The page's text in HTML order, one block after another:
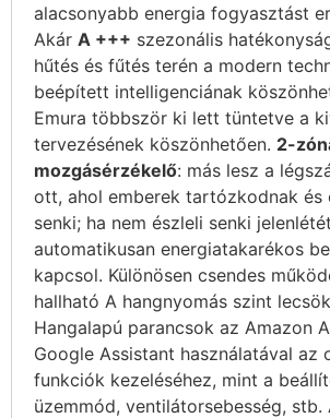
alacsonyabb energia fogyasztást
Akár A +++ szezonális
hűtés és fűtés terén a modern
beépített intelligenciának
Emura többször ki lett tüntetve a
tervezésének köszönhetően. 2-
mozgásérzékelő: más lesz a
ott, ahol emberek tartózkodnak és
senki; ha nem észleli senki
automatikusan energiatakarékos
kapcsol. Különösen csendes
hallható A hangnyomás szint
Hangalapú parancsok az Amazon
Google Assistant használatával az
funkciók kezeléséhez, mint a
üzemmód, ventilátorsebesség, stb.